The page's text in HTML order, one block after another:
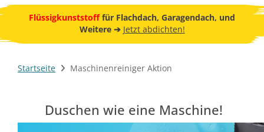
Flüssigkunststofffür Flachdach, Garagendach, und
Weitere ➔ Jetzt abdichten!
Startseite Maschinenreiniger Aktion
Duschen wie eine Maschine!